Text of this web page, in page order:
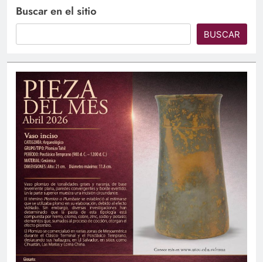
Buscar en el sitio
BUSCAR